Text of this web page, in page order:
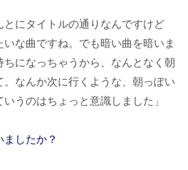
とにタイトルの通りなんですけど
な曲ですね。でも暗い曲を暗いま
になっちゃうから、なんとなく朝
なんか次に行くような、朝っぽい
うのはちょっと意識しました」
したか？